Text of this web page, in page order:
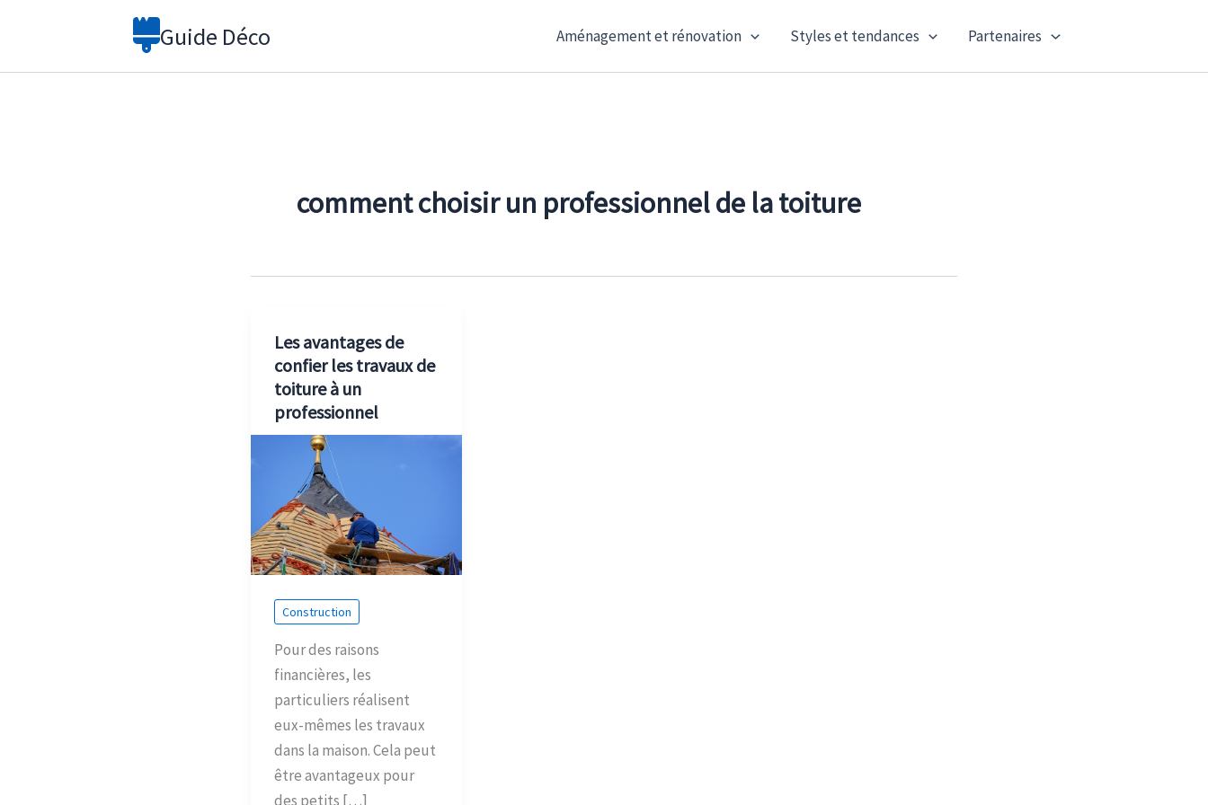
Guide Déco Aménagement et rénovation Styles et tendances Partenaires
comment choisir un professionnel de la toiture
Les avantages de
confier les travaux de
toiture à un
professionnel
Construction
Pour des raisons
financières, les
particuliers réalisent
eux-mêmes les travaux
dans la maison. Cela peut
être avantageux pour
des petits […]